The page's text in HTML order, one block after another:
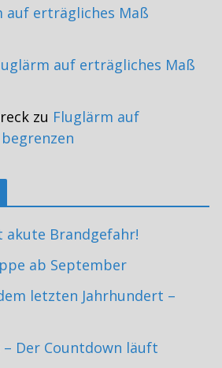
auf erträgliches Maß
auf erträgliches Maß
zu Fluglärm auf
Brandgefahr!
ab September
letzten Jahrhundert –
– Der Countdown läuft